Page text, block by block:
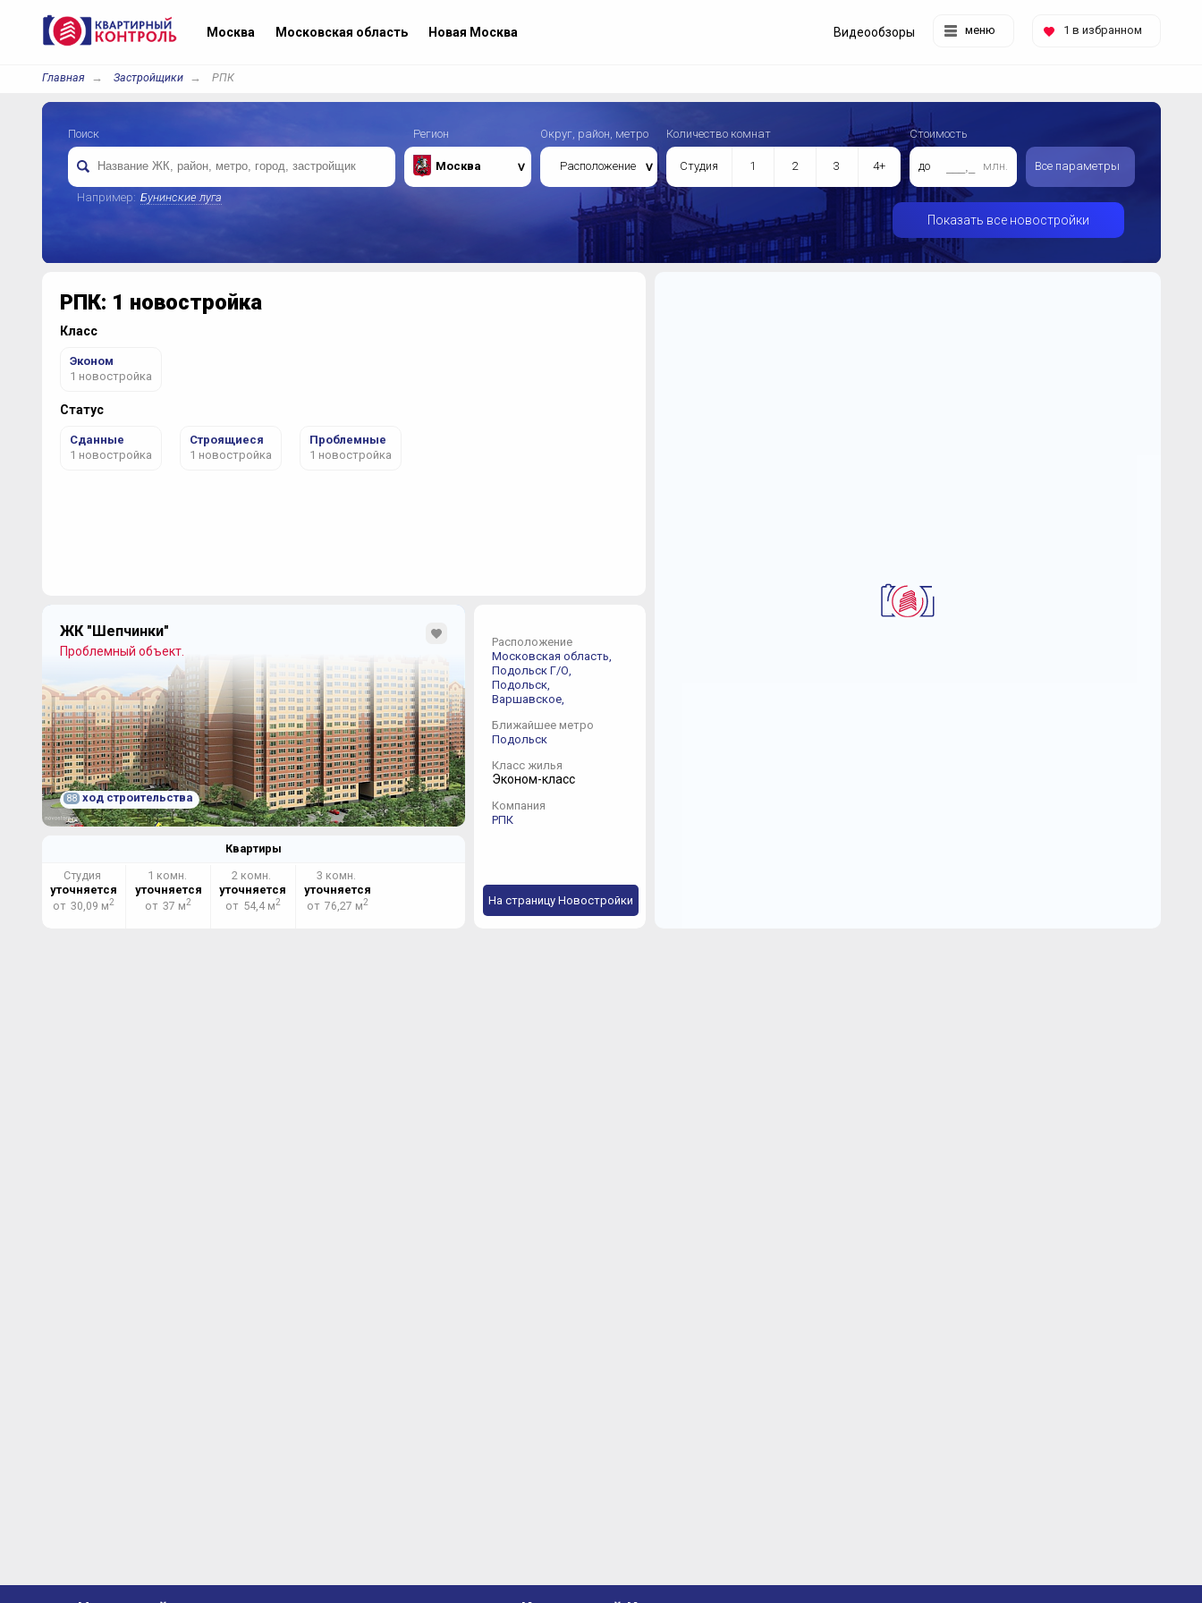
Москва Московская область Новая Москва меню 1 в избранном
Видеообзоры
Главная Застройщики РПК
Поиск
Например: Бунинские луга
Регион
Москва
Округ, район, метро
Расположение
Количество комнат
Студия 1 2 3 4+
Стоимость
до млн. Все параметры
Показать все новостройки
РПК: 1 новостройка
Класс
Эконом
1 новостройка
Статус
Сданные
1 новостройка
Строящиеся
1 новостройка
Проблемные
1 новостройка
ЖК "Шепчинки"
Проблемный объект.
88 ход строительства
Квартиры
Студия
уточняется
от 30,09 м2
1 комн.
уточняется
от 37 м2
2 комн.
уточняется
от 54,4 м2
3 комн.
уточняется
от 76,27 м2
Расположение
Московская область,
Подольск Г/О,
Подольск,
Варшавское,
Ближайшее метро
Подольск
Класс жилья
Эконом-класс
Компания
РПК
На страницу Новостройки